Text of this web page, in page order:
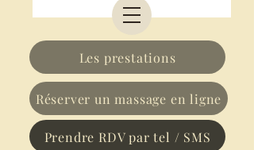
Les prestations
Réserver un massage en ligne
Prendre RDV par tel / SMS